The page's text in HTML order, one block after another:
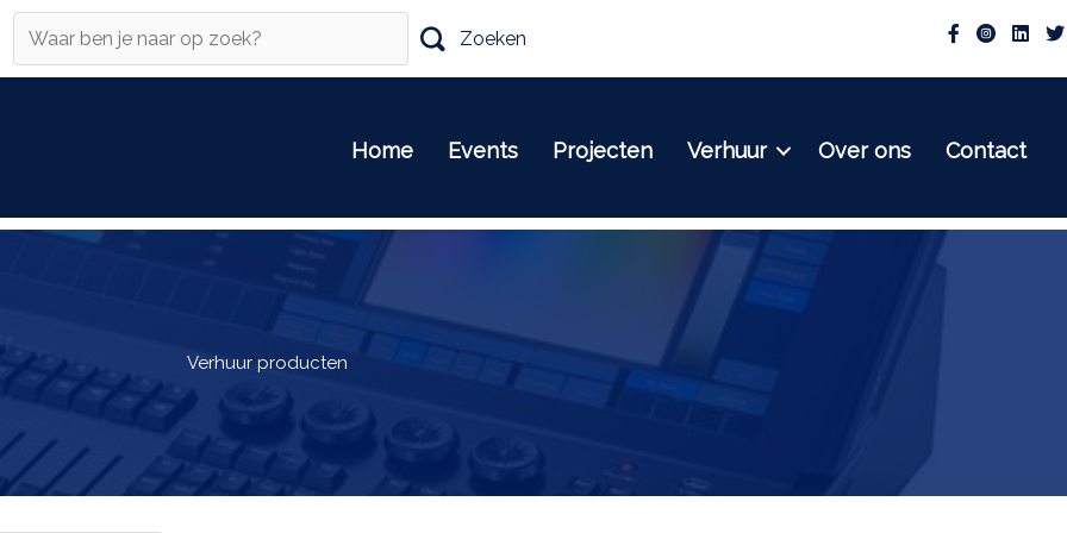
Zoeken
Home Events Projecten Verhuur Over ons Contact
Verhuur producten